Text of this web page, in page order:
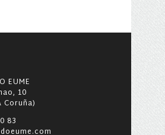
EUME
10
Coruña)
83